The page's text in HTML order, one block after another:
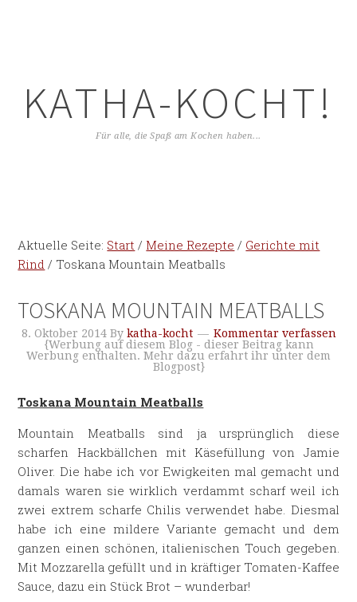
KATHA-KOCHT!
Für alle, die Spaß am Kochen haben...
Aktuelle Seite: Start / Meine Rezepte / Gerichte mit
Rind / Toskana Mountain Meatballs
TOSKANA MOUNTAIN MEATBALLS
8. Oktober 2014By katha-kocht
Kommentar verfassen
{Werbung auf diesem Blog - dieser Beitrag kann
Werbung enthalten. Mehr dazu erfahrt ihr unter dem
Blogpost}
Toskana Mountain Meatballs
Mountain Meatballs sind ja ursprünglich diese
scharfen Hackbällchen mit Käsefüllung von Jamie
Oliver. Die habe ich vor Ewigkeiten mal gemacht und
damals waren sie wirklich verdammt scharf weil ich
zwei extrem scharfe Chilis verwendet habe. Diesmal
habe ich eine mildere Variante gemacht und dem
ganzen einen schönen, italienischen Touch gegeben.
Mit Mozzarella gefüllt und in kräftiger Tomaten-Kaffee
Sauce, dazu ein Stück Brot – wunderbar!